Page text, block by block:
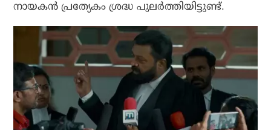
നായകന്‍ പ്രത്യേകം ശ്രദ്ധ പുലര്‍ത്തിയിട്ടുണ്ട്.